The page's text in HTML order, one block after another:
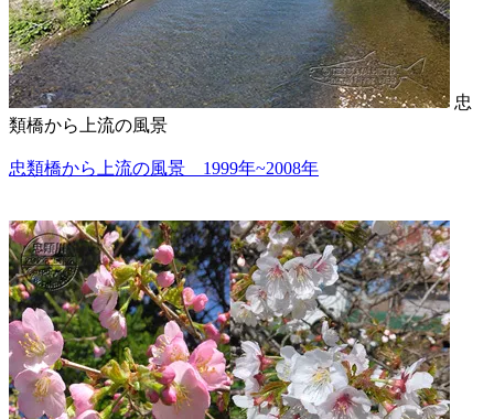
忠
類橋から上流の風景
忠類橋から上流の風景 1999年~2008年